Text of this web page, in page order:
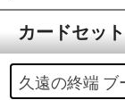
カードセット
久遠の終端 ブ